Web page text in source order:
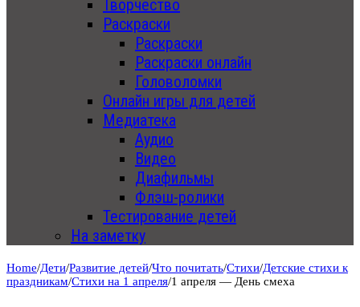
Творчество
Раскраски
Раскраски
Раскраски онлайн
Головоломки
Онлайн игры для детей
Медиатека
Аудио
Видео
Диафильмы
Флэш-ролики
Тестирование детей
На заметку
Home/Дети/Развитие детей/Что почитать/Стихи/Детские стихи к
праздникам/Стихи на 1 апреля/1 апреля — День смеха